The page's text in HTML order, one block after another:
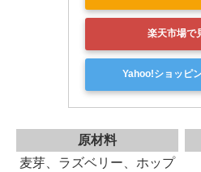
楽天市場で
Yahoo!ショッピ
原材料
麦芽、ラズベリー、ホップ